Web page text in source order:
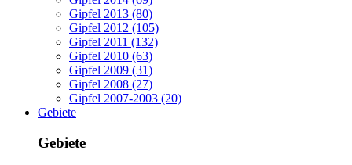
Gipfel 2013 (80)
Gipfel 2012 (105)
Gipfel 2011 (132)
Gipfel 2010 (63)
Gipfel 2009 (31)
Gipfel 2008 (27)
Gipfel 2007-2003 (20)
Gebiete
Gebiete